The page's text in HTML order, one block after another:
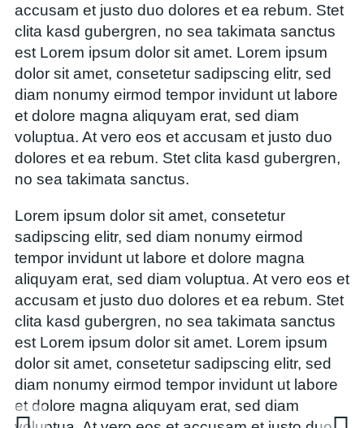
accusam et justo duo dolores et ea rebum. Stet
clita kasd gubergren, no sea takimata sanctus
est Lorem ipsum dolor sit amet. Lorem ipsum
dolor sit amet, consetetur sadipscing elitr, sed
diam nonumy eirmod tempor invidunt ut labore
et dolore magna aliquyam erat, sed diam
voluptua. At vero eos et accusam et justo duo
dolores et ea rebum. Stet clita kasd gubergren,
no sea takimata sanctus.
Lorem ipsum dolor sit amet, consetetur
sadipscing elitr, sed diam nonumy eirmod
tempor invidunt ut labore et dolore magna
aliquyam erat, sed diam voluptua. At vero eos et
accusam et justo duo dolores et ea rebum. Stet
clita kasd gubergren, no sea takimata sanctus
est Lorem ipsum dolor sit amet. Lorem ipsum
dolor sit amet, consetetur sadipscing elitr, sed
diam nonumy eirmod tempor invidunt ut labore
et dolore magna aliquyam erat, sed diam